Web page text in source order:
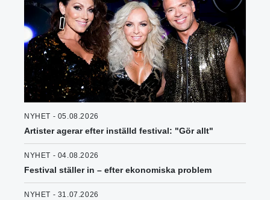
NYHET - 05.08.2026
Artister agerar efter inställd festival: "Gör allt"
NYHET - 04.08.2026
Festival ställer in – efter ekonomiska problem
NYHET - 31.07.2026